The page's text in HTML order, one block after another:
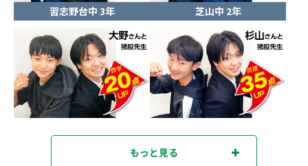
習志野台中 3年 芝山中 2年
もっと見る